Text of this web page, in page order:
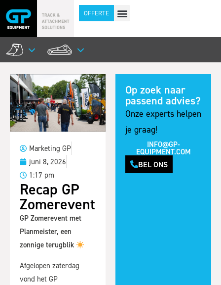
OFFERTE
Marketing GP
juni 8, 2026
1:17 pm
Recap GP
Zomerevent
GP Zomerevent met
Planmeister, een
zonnige terugblik
Afgelopen zaterdag
vond het GP
Op zoek naar
passend advies?
Onze experts helpen
je graag!
INFO@GP-
EQUIPMENT.COM
BEL ONS